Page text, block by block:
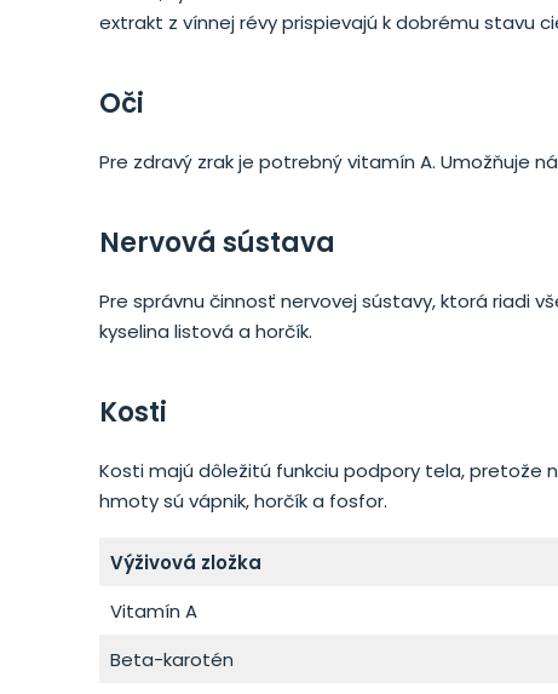
extrakt z vínnej révy prispievajú k dobrému stavu
Oči
Pre zdravý zrak je potrebný vitamín A. Umožňuje
Nervová sústava
Pre správnu činnosť nervovej sústavy, ktorá riadi
kyselina listová a horčík.
Kosti
Kosti majú dôležitú funkciu podpory tela, pretože
hmoty sú vápnik, horčík a fosfor.
Výživová zložka
Vitamín A
Beta-karotén